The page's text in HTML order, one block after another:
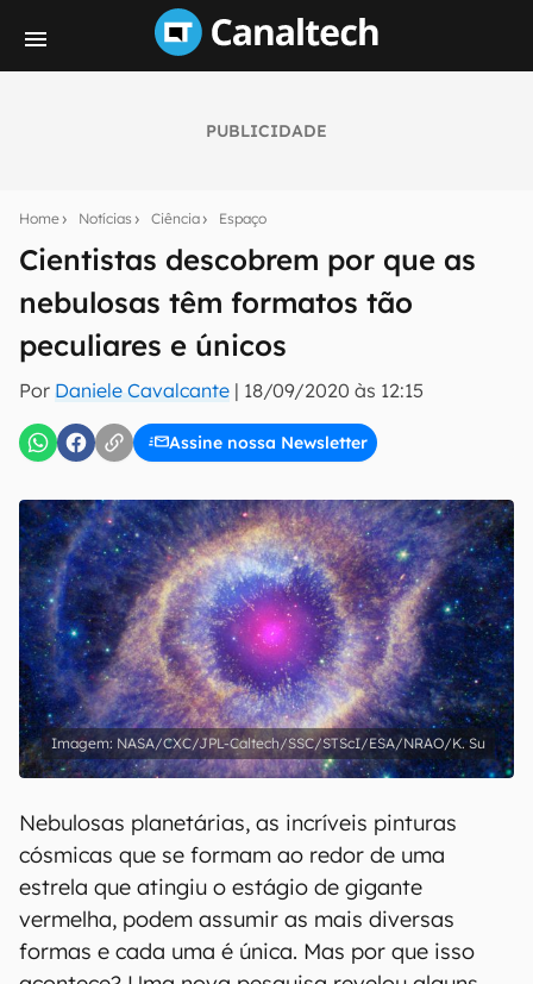
PUBLICIDADE
Home Notícias Ciência Espaço
Cientistas descobrem por que as
nebulosas têm formatos tão
peculiares e únicos
Por Daniele Cavalcante | 18/09/2020 às 12:15
Assine nossa Newsletter
notícias e reviews sobre tecnologia em primeira
mão.
E-mail
inscreva-se
Uso e Política de Privacidade do Canaltech.
NASA/CXC/JPL-Caltech/SSC/STScI/ESA/NRAO/K. Su
Nebulosas planetárias, as incríveis pinturas
cósmicas que se formam ao redor de uma
estrela que atingiu o estágio de gigante
vermelha, podem assumir as mais diversas
formas e cada uma é única. Mas por que isso